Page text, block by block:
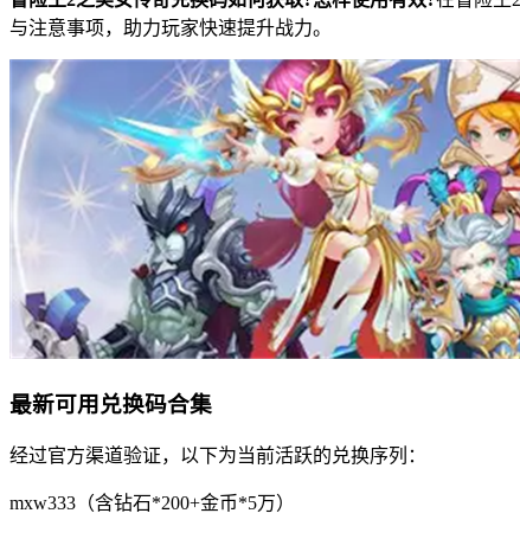
与注意事项，助力玩家快速提升战力。
最新可用兑换码合集
经过官方渠道验证，以下为当前活跃的兑换序列：
mxw333（含钻石*200+金币*5万）